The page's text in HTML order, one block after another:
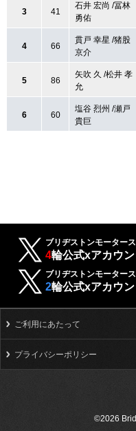
3 41
石井 宏尚 /冨林
勇佑
4 66
貫戸 幸星 /猪股
京介
5 86
矢吹 久 /松井 孝
允
6 60
塩谷 烈州 /瀬戸
貴巨
ブリヂストンモーター
4輪公式xアカウン
ブリヂストンモーター
2輪公式xアカウン
ご利用にあたって
プライバシーポリシー
©2026